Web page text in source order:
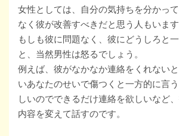
女性としては、自分の気持ちを分かっ
なく彼が改善すべきだと思う人もいます
もしも彼に問題なく、彼にどうしろと
と、当然男性は怒るでしょう。
例えば、彼がなかなか連絡をくれない
いあなたのせいで傷つくと一方的に言
しいのでできるだけ連絡を欲しいなど
内容を変えて話すのです。